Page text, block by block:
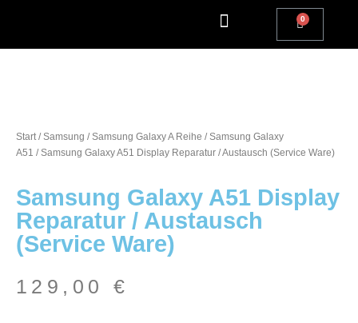
Start/Samsung /Samsung Galaxy A Reihe /Samsung Galaxy
A51 / Samsung Galaxy A51 Display Reparatur / Austausch (Service Ware)
Samsung Galaxy A51 Display
Reparatur / Austausch
(Service Ware)
129,00 €